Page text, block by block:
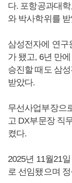
다. 포항공과대
와 박사학위를
삼성전자에 연구
가 됐고, 6년 만
승진할 때도 삼
받았다.
무선사업부장으
고 DX부문장 직
켰다.
2025년 11월21
로 선임됐으며